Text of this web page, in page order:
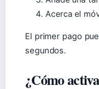
Acerca el
El primer pago
segundos.
¿Cómo